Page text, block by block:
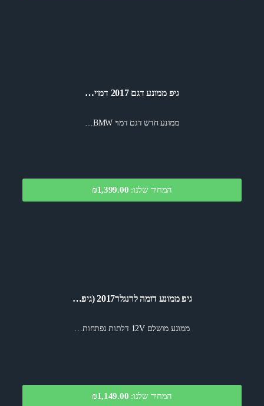
גיפ ממונע דגם 2017 דמוי…
ממונע חדש דגם דמוי BMW…
המחיר שלנו: ₪1,399.00
גיפ ממונע דומה לרנגלר2017 (גיפ…
ממונע מושלם 12V דלתות נפתחות…
המחיר שלנו: ₪1,149.00